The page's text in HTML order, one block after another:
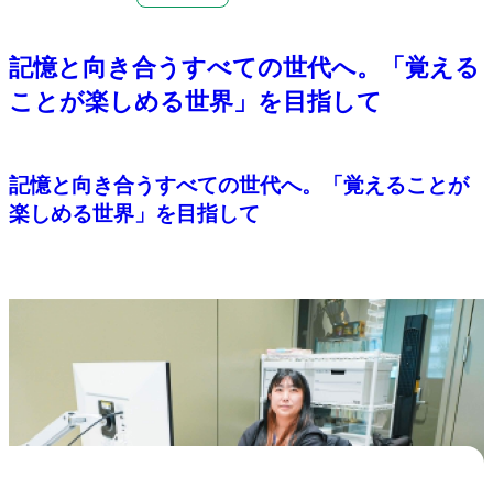
記憶と向き合うすべての世代へ。「覚える
ことが楽しめる世界」を目指して
記憶と向き合うすべての世代へ。「覚えることが
楽しめる世界」を目指して